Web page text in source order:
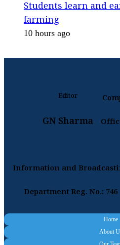
Students learn and
farming
10 hours ago
Editor
GN Sharma
Information and
Department Reg. No.: 746
Home
About